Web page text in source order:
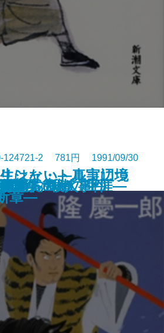
南方熊楠の生涯―
をお舐め
降るのだ〔上〕
降るのだ〔下〕
124721-2 781円 1991/09/30
詩集
シャ・トルコ辺境
3号」殺人事件
はない―真実につ
章―
篇
記